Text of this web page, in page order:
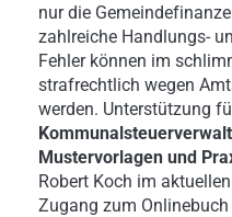
nur die
zahlreiche Handlungs-
Fehler können im
strafrechtlich wegen
werden. Unterstützung
Mustervorlagen und
Robert Koch im
Zugang zum Onlinebuch